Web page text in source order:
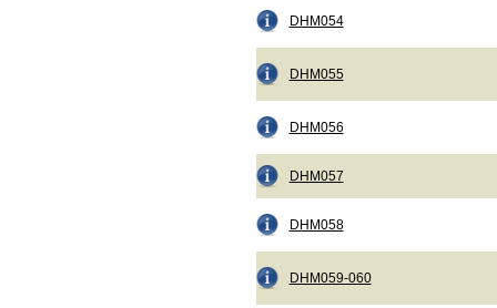
DHM054
DHM055
DHM056
DHM057
DHM058
DHM059-060